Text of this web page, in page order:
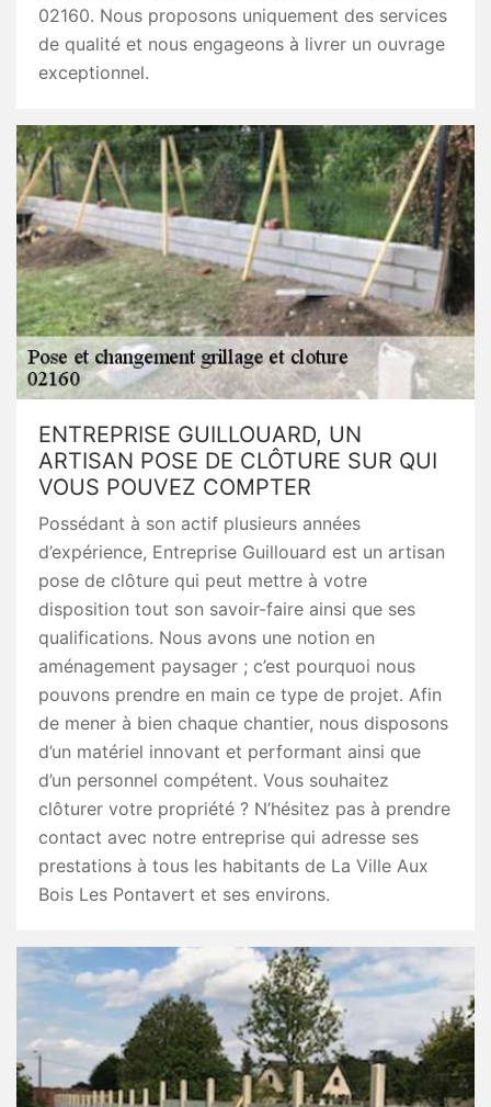
02160. Nous proposons uniquement des services
de qualité et nous engageons à livrer un ouvrage
exceptionnel.
ENTREPRISE GUILLOUARD, UN
ARTISAN POSE DE CLÔTURE SUR QUI
VOUS POUVEZ COMPTER
Possédant à son actif plusieurs années
d’expérience, Entreprise Guillouard est un artisan
pose de clôture qui peut mettre à votre
disposition tout son savoir-faire ainsi que ses
qualifications. Nous avons une notion en
aménagement paysager ; c’est pourquoi nous
pouvons prendre en main ce type de projet. Afin
de mener à bien chaque chantier, nous disposons
d’un matériel innovant et performant ainsi que
d’un personnel compétent. Vous souhaitez
clôturer votre propriété ? N’hésitez pas à prendre
contact avec notre entreprise qui adresse ses
prestations à tous les habitants de La Ville Aux
Bois Les Pontavert et ses environs.